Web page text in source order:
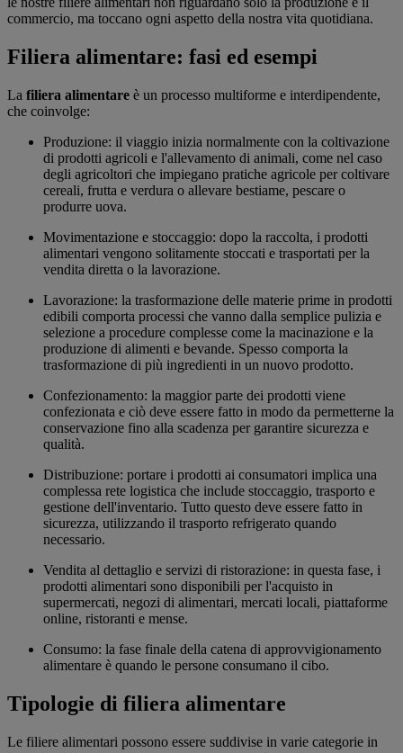
commercio, ma toccano ogni aspetto della nostra vita quotidiana.
Filiera alimentare: fasi ed esempi
La filiera alimentare è un processo multiforme e interdipendente,
che coinvolge:
Produzione: il viaggio inizia normalmente con la coltivazione
di prodotti agricoli e l'allevamento di animali, come nel caso
degli agricoltori che impiegano pratiche agricole per coltivare
cereali, frutta e verdura o allevare bestiame, pescare o
produrre uova.
Movimentazione e stoccaggio: dopo la raccolta, i prodotti
alimentari vengono solitamente stoccati e trasportati per la
vendita diretta o la lavorazione.
Lavorazione: la trasformazione delle materie prime in prodotti
edibili comporta processi che vanno dalla semplice pulizia e
selezione a procedure complesse come la macinazione e la
produzione di alimenti e bevande. Spesso comporta la
trasformazione di più ingredienti in un nuovo prodotto.
Confezionamento: la maggior parte dei prodotti viene
confezionata e ciò deve essere fatto in modo da permetterne la
conservazione fino alla scadenza per garantire sicurezza e
qualità.
Distribuzione: portare i prodotti ai consumatori implica una
complessa rete logistica che include stoccaggio, trasporto e
gestione dell'inventario. Tutto questo deve essere fatto in
sicurezza, utilizzando il trasporto refrigerato quando
necessario.
Vendita al dettaglio e servizi di ristorazione: in questa fase, i
prodotti alimentari sono disponibili per l'acquisto in
supermercati, negozi di alimentari, mercati locali, piattaforme
online, ristoranti e mense.
Consumo: la fase finale della catena di approvvigionamento
alimentare è quando le persone consumano il cibo.
Tipologie di filiera alimentare
Le filiere alimentari possono essere suddivise in varie categorie in